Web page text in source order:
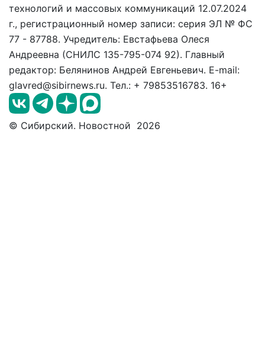
технологий и массовых коммуникаций 12.07.2024
г., регистрационный номер записи: серия ЭЛ № ФС
77 - 87788. Учредитель: Евстафьева Олеся
Андреевна (СНИЛС 135-795-074 92). Главный
редактор: Белянинов Андрей Евгеньевич. E-mail:
glavred@sibirnews.ru. Тел.: + 79853516783. 16+
© Сибирский. Новостной 2026